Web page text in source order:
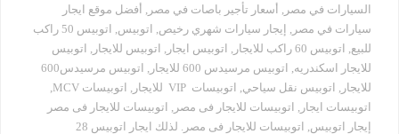
السيارات في مصر , أسعار تأجير باصات في مصر , أفضل موقع ايجار
سيارات في مصر , إيجار سيارات شهري رخيص, اتوبيس,
اتوبيس 50 راكب
للبيع, اتوبيس 60 راكب للايجار , اتوبيس ايجار , اتوبيس للايجار , اتوبيس
للايجار اسكندريه, اتوبيس مرسيدس 600 للايجار ,
اتوبيس مرسيدس600
للايجار , اتوبيس نقل سياحي, اتوبيسات VIP للايجار , اتوبيسات MCV
,
اتوبيسات ايجار , اتوبيسات للايجار فى مصر , اتوبيسات للايجار فى مصر
إيجار اتوبيس,
اتوبيسات للايجار فى مصر. لذلك ايجار اتوبيس 28